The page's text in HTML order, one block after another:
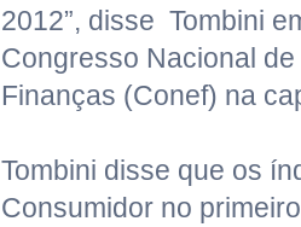
2012”, disse Tombini
Congresso Nacional
Finanças (Conef) na
Tombini disse que os
Consumidor no